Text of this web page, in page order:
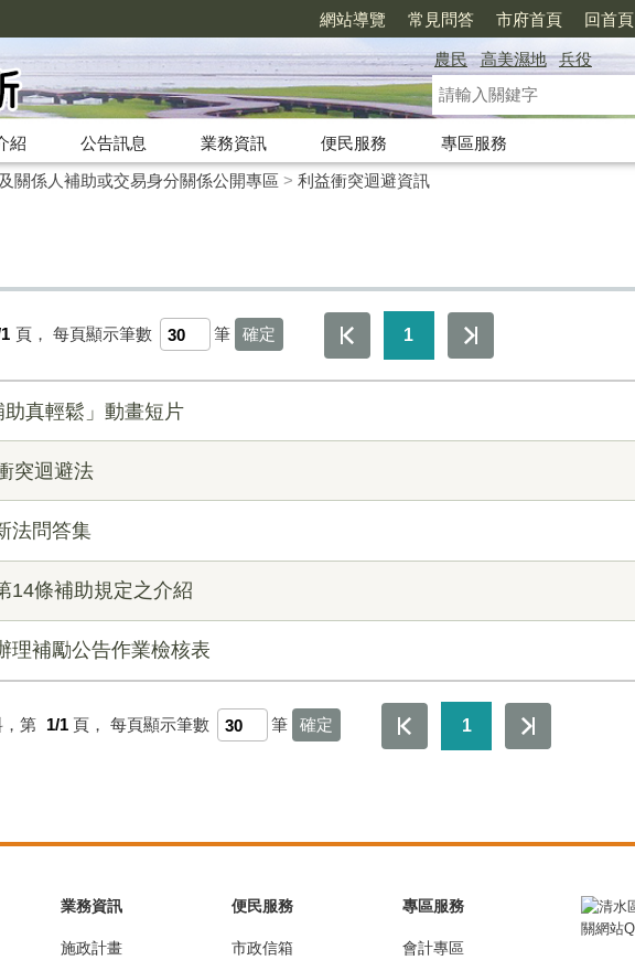
網站導覽 常見問答 市府首頁 回首頁
農民 高美濕地
兵役
紹 公告訊息 業務資訊 便民服務
專區服務
關係人補助或交易身分關係公開專區 > 利益衝突迴避資訊
頁， 每頁顯示筆數 筆 1
助真輕鬆」動畫短片
突迴避法
法問答集
14條補助規定之介紹
理補勵公告作業檢核表
第 1/1 頁， 每頁顯示筆數 筆 1
業務資訊
施政計畫
便民服務
市政信箱
專區服務
會計專區